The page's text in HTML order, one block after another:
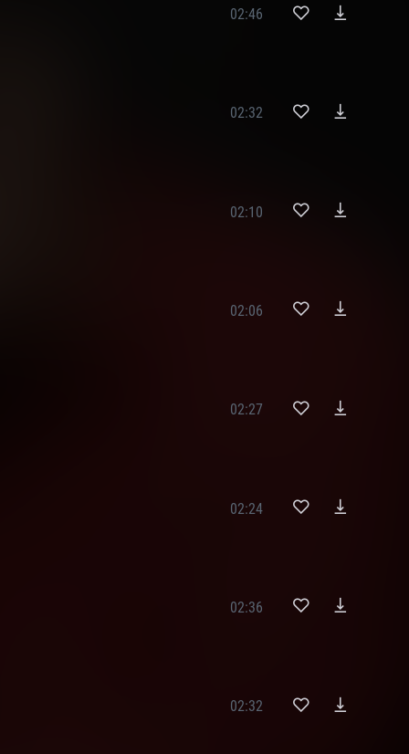
02:46
02:32
02:10
02:06
02:27
02:24
02:36
02:32